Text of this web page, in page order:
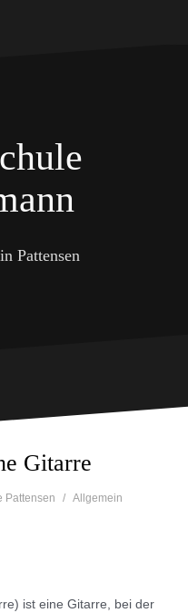
Pattensen
Gitarre
Pattensen Allgemein
ist eine Gitarre, bei der